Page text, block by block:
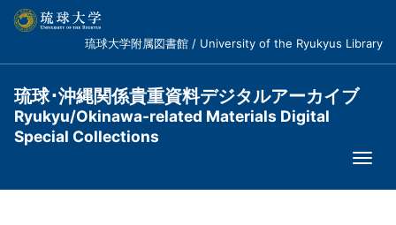
コ
琉球大学附属図書館 / University of the Ryukyus Library
琉球･沖縄関係貴重資料デジタルアーカイブ
Ryukyu/Okinawa-related Materials Digital
Special Collections